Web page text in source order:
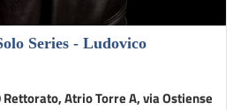
Series - Ludovico
Atrio Torre A, via Ostiense